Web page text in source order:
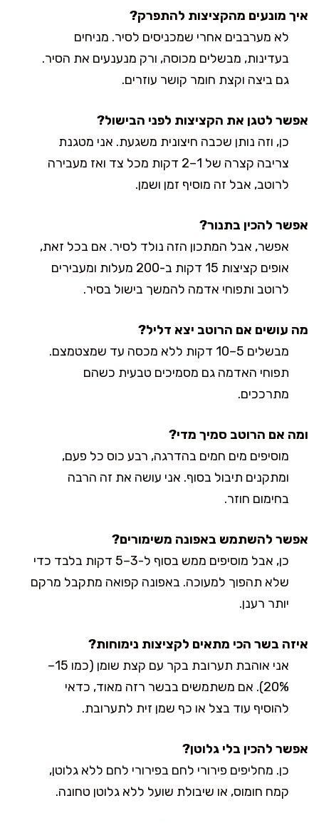
איך מונעים מהקציצות להתפרק?
לא מערבבים אחרי שמכניסים לסיר. מניחים
בעדינות, מבשלים מכוסה, ורק מנענעים את הסיר.
גם ביצה וקצת חומר קושר עוזרים.
אפשר לטגן את הקציצות לפני הבישול?
כן, וזה נותן שכבה חיצונית משגעת. אני מטגנת
צריבה קצרה של 1–2 דקות מכל צד ואז מעבירה
לרוטב, אבל זה מוסיף זמן ושמן.
אפשר להכין בתנור?
אפשר, אבל המתכון הזה נולד לסיר. אם בכל זאת,
אופים קציצות 15 דקות ב-200 מעלות ומעבירים
לרוטב ותפוחי אדמה להמשך בישול בסיר.
מה עושים אם הרוטב יצא דליל?
מבשלים 5–10 דקות ללא מכסה עד שמצטמצם.
תפוחי האדמה גם מסמיכים טבעית כשהם
מתרככים.
ומה אם הרוטב סמיך מדי?
מוסיפים מים חמים בהדרגה, רבע כוס כל פעם,
ומתקנים תיבול בסוף. אני עושה את זה הרבה
בחימום חוזר.
אפשר להשתמש באפונה משימורים?
כן, אבל מוסיפים ממש בסוף ל-3–5 דקות בלבד כדי
שלא תהפוך למעוכה. באפונה קפואה מתקבל מרקם
יותר רענן.
איזה בשר הכי מתאים לקציצות נימוחות?
אני אוהבת תערובת בקר עם קצת שומן (כמו 15–
20%). אם משתמשים בבשר רזה מאוד, כדאי
להוסיף עוד בצל או כף שמן זית לתערובת.
אפשר להכין בלי גלוטן?
כן. מחליפים פירורי לחם בפירורי לחם ללא גלוטן,
קמח חומוס, או שיבולת שועל ללא גלוטן טחונה.